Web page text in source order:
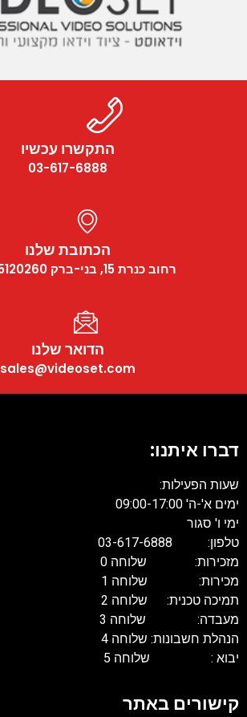
התקשרו עכשיו
03-617-6888
הכתובת שלנו
רחוב כנרת 15, בני-ברק 5120260 ישראל
הדואר שלנו
sales@videoset.com
דברו איתנו:
שעות הפעילות:
ימים א'-ה' 09:00-17:00
ימי ו' סגור
טלפון: 03-617-6888
מזכירות: שלוחה 0
מכירות: שלוחה 1
תמיכה טכנית: שלוחה 2
מעבדה: שלוחה 3
הנהלת חשבונות: שלוחה 4
יבוא : שלוחה 5
קישורים באתר